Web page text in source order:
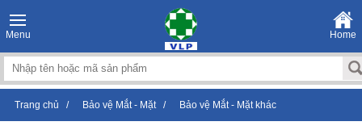
Menu Home
Trang chủ / Bảo vệ Mắt - Mặt/ Bảo vệ Mắt - Mặt khác